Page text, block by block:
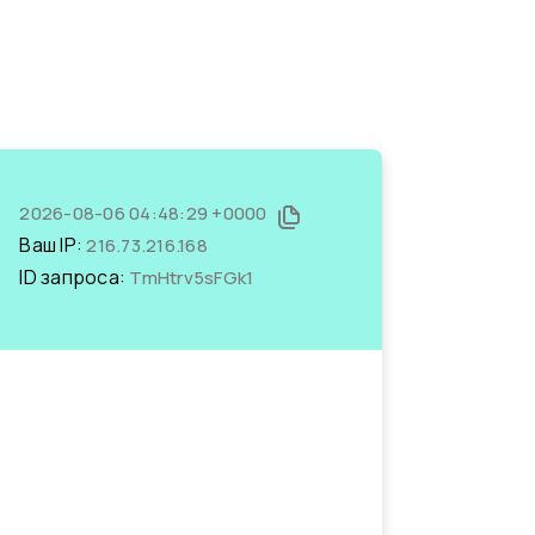
2026-08-06 04:48:29 +0000
Ваш IP:216.73.216.168
ID запроса: TmHtrv5sFGk1